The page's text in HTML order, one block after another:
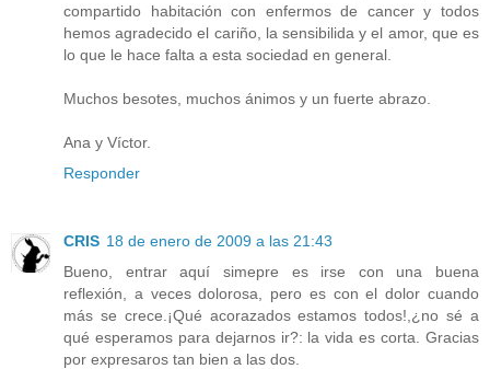
compartido habitación con enfermos de cancer y todos
hemos agradecido el cariño, la sensibilida y el amor, que es
lo que le hace falta a esta sociedad en general.
Muchos besotes, muchos ánimos y un fuerte abrazo.
Ana y Víctor.
Responder
CRIS 18 de enero de 2009 a las 21:43
Bueno, entrar aquí simepre es irse con una buena
reflexión, a veces dolorosa, pero es con el dolor cuando
más se crece.¡Qué acorazados estamos todos!,¿no sé a
qué esperamos para dejarnos ir?: la vida es corta. Gracias
por expresaros tan bien a las dos.